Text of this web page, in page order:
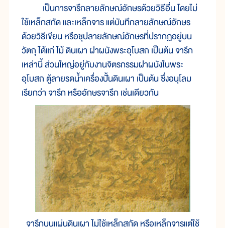
เป็นการจารึกลายลักษณ์อักษรด้วยวิธีอื่น โดยไม่
ใช้เหล็กสกัด และเหล็กจาร แต่บันทึกลายลักษณ์อักษร
ด้วยวิธีเขียน หรือชุปลายลักษณ์อักษรที่ปรากฏอยู่บน
วัตถุ ได้แก่ ไม้ ดินเผา ฝาผนังพระอุโบสถ เป็นต้น จารึก
เหล่านี้ ส่วนใหญ่อยู่กับงานจิตรกรรมฝาผนังในพระ
อุโบสถ ตู้ลายรดน้ำเครื่องปั้นดินเผา เป็นต้น ซึ่งอนุโลม
เรียกว่า จารึก หรืออักษรจารึก เช่นเดียวกัน
จารึกบนแผ่นดินเผา ไม่ใช้เหล็กสกัด หรือเหล็กจารแต่ใช้